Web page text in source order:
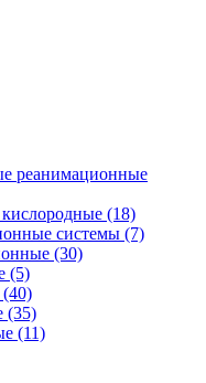
реанимационные
(18)
системы (7)
(30)
(5)
(40)
(35)
(11)